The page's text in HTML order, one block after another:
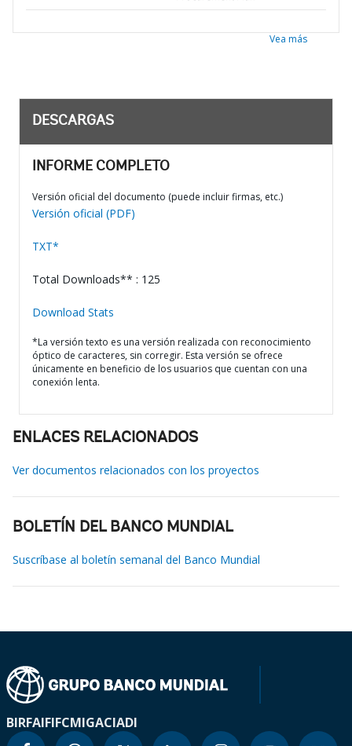
Vea más
DESCARGAS
INFORME COMPLETO
Versión oficial del documento (puede incluir firmas, etc.)
Versión oficial (PDF)
TXT*
Total Downloads** : 125
Download Stats
*La versión texto es una versión realizada con reconocimiento
óptico de caracteres, sin corregir. Esta versión se ofrece
únicamente en beneficio de los usuarios que cuentan con una
conexión lenta.
ENLACES RELACIONADOS
Ver documentos relacionados con los proyectos
BOLETÍN DEL BANCO MUNDIAL
Suscríbase al boletín semanal del Banco Mundial
BIRFAIFIFCMIGACIADI